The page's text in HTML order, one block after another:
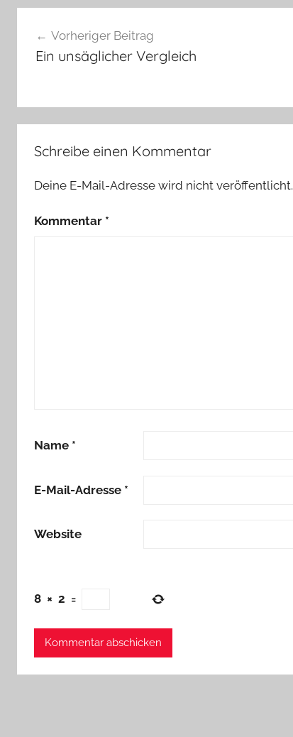
Vorheriger Beitrag
Ein unsäglicher Vergleich
Schreibe einen Kommentar
Deine E-Mail-Adresse wird nicht veröffentlicht.
Kommentar *
Name *
E-Mail-Adresse *
Website
8 × 2 =